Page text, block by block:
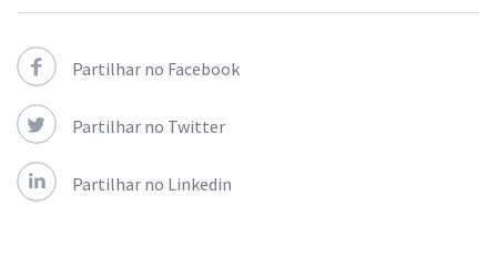
Partilhar no Facebook
Partilhar no Twitter
Partilhar no Linkedin